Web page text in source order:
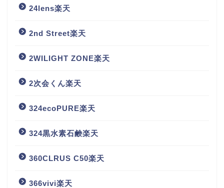
24lens楽天
2nd Street楽天
2WILIGHT ZONE楽天
2次会くん楽天
324ecoPURE楽天
324黒水素石鹸楽天
360CLRUS C50楽天
366vivi楽天